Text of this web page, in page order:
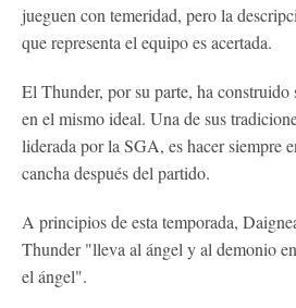
jueguen con temeridad, pero la
que representa el equipo es acertada.
El Thunder, por su parte, ha construido
en el mismo ideal. Una de sus
liderada por la SGA, es hacer siempre
cancha después del partido.
A principios de esta temporada,
Thunder "lleva al ángel y al demonio
el ángel".